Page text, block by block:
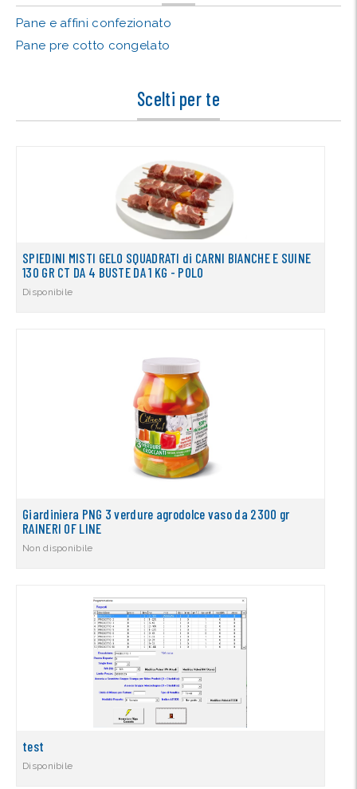
Pane e affini confezionato
Pane pre cotto congelato
Scelti per te
SPIEDINI MISTI GELO SQUADRATI di CARNI BIANCHE E SUINE
130 GR CT DA 4 BUSTE DA 1 KG - POLO
Disponibile
Giardiniera PNG 3 verdure agrodolce vaso da 2300 gr
RAINERI OF LINE
Non disponibile
test
Disponibile